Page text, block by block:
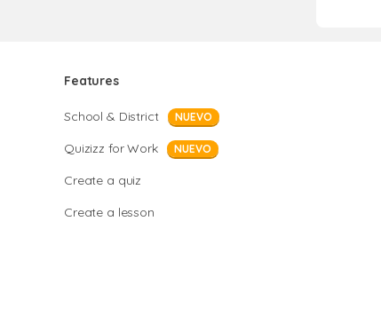
Features
School & District NUEVO
Quizizz for Work NUEVO
Create a quiz
Create a lesson